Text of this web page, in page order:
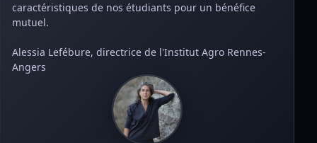
caractéristiques de nos étudiants pour un bénéfice
mutuel.
Alessia Lefébure, directrice de l'Institut Agro Rennes-
Angers